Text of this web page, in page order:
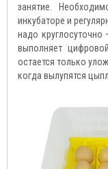
занятие.
инкубаторе и
надо круглосуточно
выполняет
остается только
когда вылупятся